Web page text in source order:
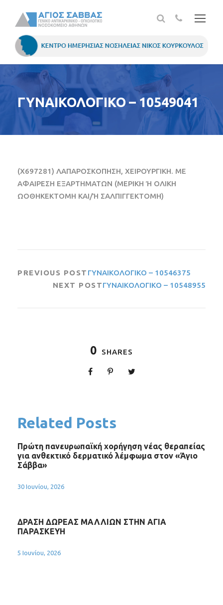
ΓΥΝΑΙΚΟΛΟΓΙΚΟ – 10549041
(X697281) ΛΑΠΑΡΟΣΚΟΠΗΣΗ, ΧΕΙΡΟΥΡΓΙΚΗ. ΜΕ
ΑΦΑΙΡΕΣΗ ΕΞΑΡΤΗΜΑΤΩΝ (ΜΕΡΙΚΗ Ή ΟΛΙΚΗ
ΩΟΘΗΚΕΚΤΟΜΗ ΚΑΙ/Ή ΣΑΛΠΙΓΓΕΚΤΟΜΗ)
PREVIOUS POST ΓΥΝΑΙΚΟΛΟΓΙΚΟ – 10546375
NEXT POSTΓΥΝΑΙΚΟΛΟΓΙΚΟ – 10548955
0 SHARES
Related Posts
Πρώτη πανευρωπαϊκή χορήγηση νέας θεραπείας
για ανθεκτικό δερματικό λέμφωμα στον «Άγιο
Σάββα»
30 Ιουνίου, 2026
ΔΡΑΣΗ ΔΩΡΕΑΣ ΜΑΛΛΙΩΝ ΣΤΗΝ ΑΓΙΑ
ΠΑΡΑΣΚΕΥΗ
5 Ιουνίου, 2026